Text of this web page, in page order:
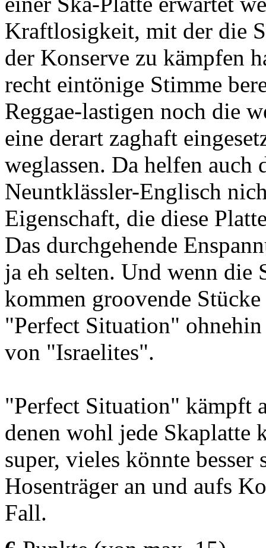
Kraftlosigkeit, mit der die
der Konserve zu kämpfen
recht eintönige Stimme
Reggae-lastigen noch die
eine derart zaghaft
weglassen. Da helfen auch
Neuntklässler-Englisch
Eigenschaft, die diese
Das durchgehende
ja eh selten. Und wenn die
kommen groovende
"Perfect Situation" ohnehin
von "Israelites".
"Perfect Situation" kämpft
denen wohl jede
super, vieles könnte besser
Hosenträger an und aufs
Fall.